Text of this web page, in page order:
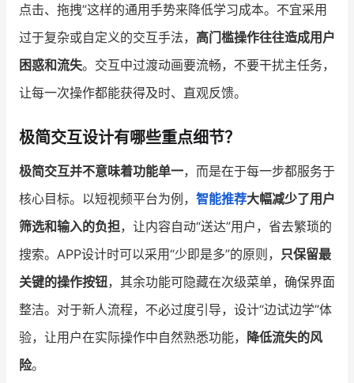
点击、拖拽”这样的通用手势来降低学习成本。不宜采用
过于复杂或自定义的交互手法， 高门槛操作往往造成用户
困惑和流失。交互中过渡动画要流畅，不要干扰主任务，
让每一次操作都能获得及时、直观反馈。
极简交互设计有哪些重点细节？
极简交互并不意味着功能单一，而是在于每一步都服务于
核心目标。以短视频平台为例， 智能推荐大幅减少了用户
筛选和输入的负担，让内容自动“送达”用户，省去繁琐的
搜索。APP设计时可以采用“少即是多”的原则， 只保留最
关键的操作按钮，其余功能可隐藏在次级菜单，确保界面
整洁。对于新人流程，不必过度引导，设计“边试边学”体
验，让用户在实际操作中自然熟悉功能， 降低流失的风
险。